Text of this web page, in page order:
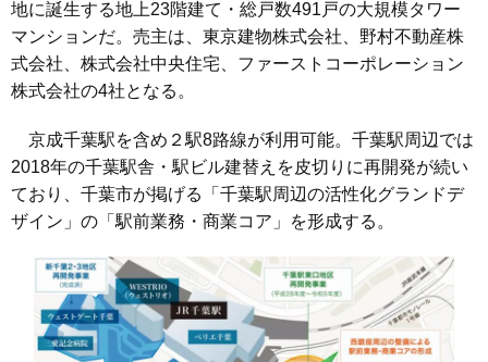
地に誕生する地上23階建て・総戸数491戸の大規模タワー
マンションだ。売主は、東京建物株式会社、野村不動産株
式会社、株式会社中央住宅、ファーストコーポレーション
株式会社の4社となる。
京成千葉駅を含め２駅8路線が利用可能。千葉駅周辺では
2018年の千葉駅舎・駅ビル建替えを皮切りに再開発が続い
ており、千葉市が掲げる「千葉駅周辺の活性化グランドデ
ザイン」の「駅前業務・商業コア」を形成する。